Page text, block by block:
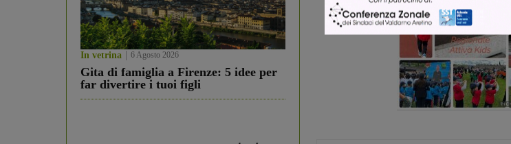
In vetrina 6 Agosto 2026
Gita di famiglia a Firenze: 5 idee per
far divertire i tuoi figli